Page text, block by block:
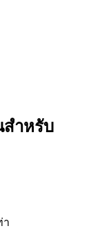
ำหรับ
า